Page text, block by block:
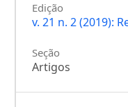
Edição
v. 21 n. 2 (2019):
Seção
Artigos